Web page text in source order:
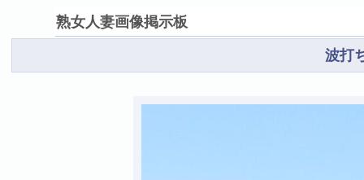
熟女人妻画像掲示板
波打